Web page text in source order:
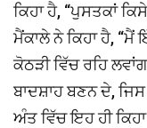
ਕਿਹਾ ਹੈ, “ਪੁਸਤਕਾਂ
ਮੈਂਕਾਲੇ ਨੇ ਕਿਹਾ ਹੈ, “ਮੈਂ
ਕੋਠੜੀ ਵਿੱਚ ਰਹਿ
ਬਾਦਸ਼ਾਹ ਬਣਨ ਦੇ,
ਅੰਤ ਵਿੱਚ ਇਹ ਹੀ